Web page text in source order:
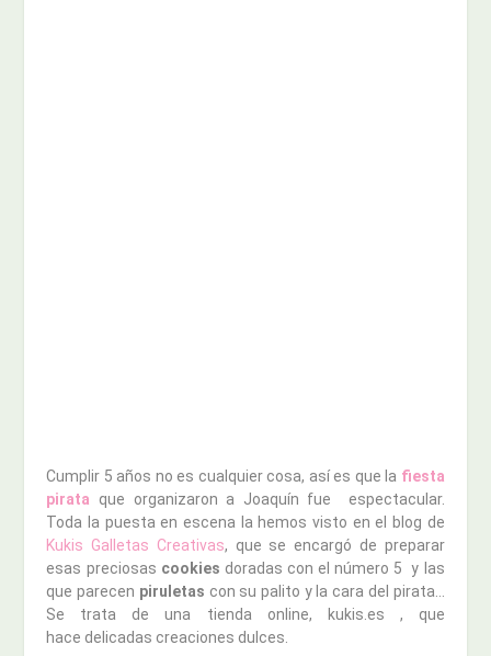
Cumplir 5 años no es cualquier cosa, así es que la fiesta
pirata que organizaron a Joaquín fue espectacular.
Toda la puesta en escena la hemos visto en el blog de
Kukis Galletas Creativas, que se encargó de preparar
esas preciosas cookies doradas con el número 5 y las
que parecen piruletas con su palito y la cara del pirata…
Se trata de una tienda online, kukis.es , que
hace delicadas creaciones dulces.